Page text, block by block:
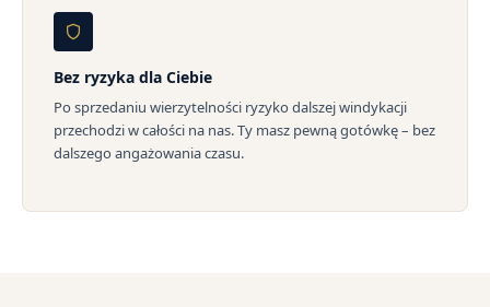
Bez ryzyka dla Ciebie
Po sprzedaniu wierzytelności ryzyko dalszej windykacji
przechodzi w całości na nas. Ty masz pewną gotówkę – bez
dalszego angażowania czasu.